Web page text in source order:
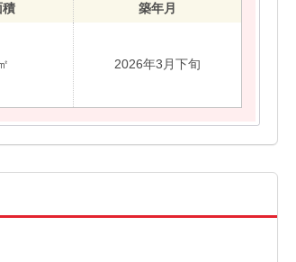
積
築年月
2026年3月下旬